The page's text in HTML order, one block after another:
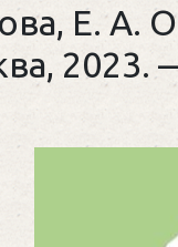
Е. А.
2023.